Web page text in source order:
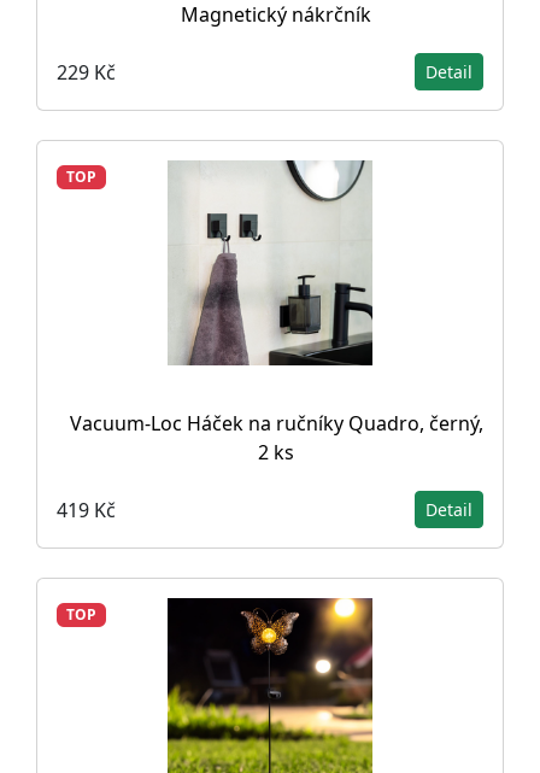
Magnetický nákrčník
229 Kč Detail
TOP
Vacuum-Loc Háček na ručníky Quadro, černý,
2 ks
419 Kč Detail
TOP